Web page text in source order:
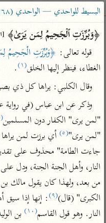
ساهم معنا في
بحث تفسير
characters for results.
Type 1 or more
characters for results.
أمّهات
تفسير الطبري
تفسير ابن كثير
تفسير القرطبي
تفسير البغوي
عامّة
فتح
فتح
البسيط للواحدي — الواحدي (٤٦٨ هـ)
﴿وَبُرِّزَتِ ٱلۡجَحِیمُ لِمَن یَرَىٰ﴾
قوله تعالى: ﴿وَبُرِّزَتِ الْجَحِيمُ
الغطاء، فينظر إليها الخلق(١) .
وقال الكلبي: يراها كل ذي
وذكر عن ابن عباس (في رواية
"لمن يرى" الكفار دون المسلمين(٤)
"لمن يرى"(٥)
النار، وأهل الجنة الجنة، ودل
من بعد، ولهذا كان يقول مالك
الكبرى" (قال)(٩)
النار. وهو قول القاسم(١٠) بن